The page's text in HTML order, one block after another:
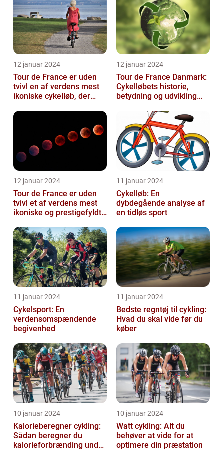
12 januar 2024
Tour de France er uden
tvivl en af verdens mest
ikoniske cykelløb, der
millioner...
12 januar 2024
Tour de France Danmark:
Cykelløbets historie,
betydning og udvikling
12 januar 2024
Tour de France er uden
tvivl et af verdens mest
ikoniske og prestigefyldte
11 januar 2024
Cykelløb: En
dybdegående analyse af
en tidløs sport
11 januar 2024
Cykelsport: En
verdensomspændende
begivenhed
11 januar 2024
Bedste regntøj til cykling:
Hvad du skal vide før du
køber
10 januar 2024
Kalorieberegner cykling:
Sådan beregner du
kalorieforbrænding under
10 januar 2024
Watt cykling: Alt du
behøver at vide for at
optimere din præstation